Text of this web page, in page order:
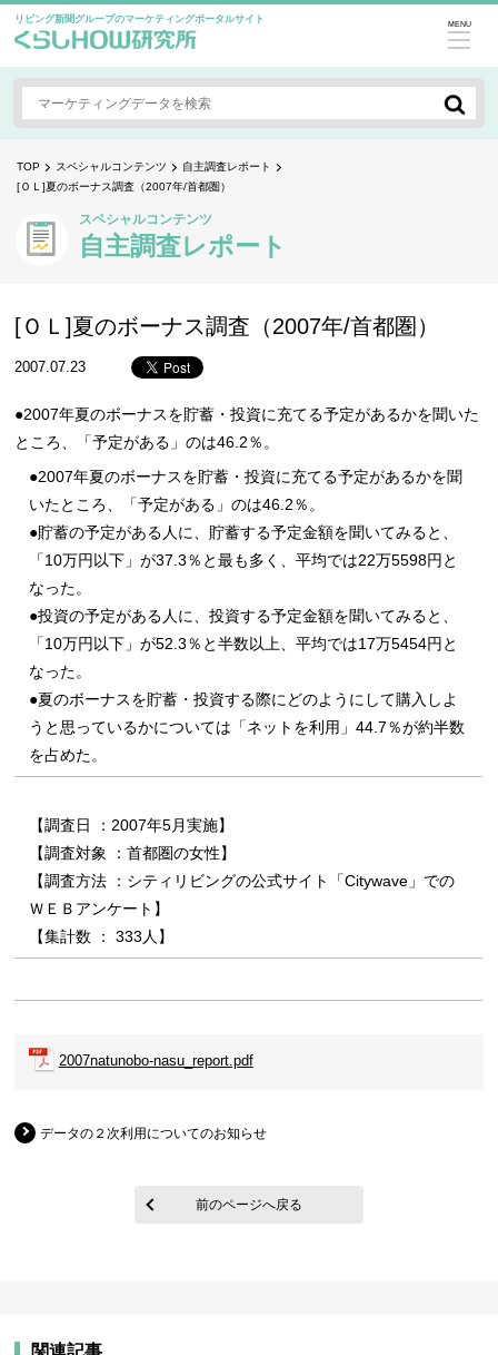
リビング新聞グループのマーケティングポータルサイト MENU
TOP スペシャルコンテンツ
自主調査レポート
[ＯＬ]夏のボーナス調査（2007年/首都圏）
スペシャルコンテンツ
自主調査レポート
[ＯＬ]夏のボーナス調査（2007年/首都圏）
2007.07.23
●2007年夏のボーナスを貯蓄・投資に充てる予定があるかを聞いた
ところ、「予定がある」のは46.2％。
●2007年夏のボーナスを貯蓄・投資に充てる予定があるかを聞
いたところ、「予定がある」のは46.2％。
●貯蓄の予定がある人に、貯蓄する予定金額を聞いてみると、
「10万円以下」が37.3％と最も多く、平均では22万5598円と
なった。
●投資の予定がある人に、投資する予定金額を聞いてみると、
「10万円以下」が52.3％と半数以上、平均では17万5454円と
なった。
●夏のボーナスを貯蓄・投資する際にどのようにして購入しよ
うと思っているかについては「ネットを利用」44.7％が約半数
を占めた。
【調査日 ：2007年5月実施】
【調査対象 ：首都圏の女性】
【調査方法 ：シティリビングの公式サイト「Citywave」での
ＷＥＢアンケート】
【集計数 ： 333人】
2007natunobo-nasu_report.pdf
データの２次利用についてのお知らせ
前のページへ戻る